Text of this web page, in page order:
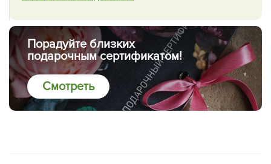
Порадуйте близких
подарочным сертификатом!
Смотреть